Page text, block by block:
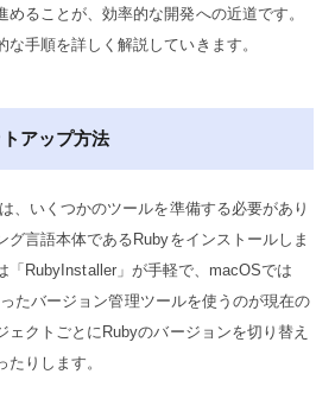
めることが、効率的な開発への近道です。
な手順を詳しく解説していきます。
アップ方法
、いくつかのツールを準備する必要があり
グ言語本体であるRubyをインストールしま
「RubyInstaller」が手軽で、macOSでは
たバージョン管理ツールを使うのが現在の
ェクトごとにRubyのバージョンを切り替え
たりします。